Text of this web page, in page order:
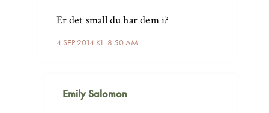
4 SEP 2014 KL. 8:50 AM
Er det small du har dem i?
Emily Salomon